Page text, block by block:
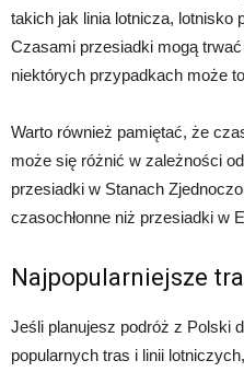
takich jak linia lotnicza, lotnisko
Czasami przesiadki mogą
niektórych przypadkach może
Warto również pamiętać, że
może się różnić w zależności
przesiadki w Stanach
czasochłonne niż przesiadki w
Najpopularniejsze
Jeśli planujesz podróż z Polski
popularnych tras i linii